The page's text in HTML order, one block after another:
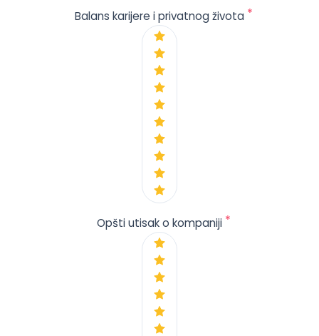
Balans karijere i privatnog života *
Opšti utisak o kompaniji *